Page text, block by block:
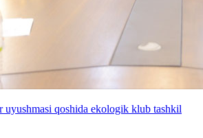
uyushmasi qoshida ekologik klub tashkil